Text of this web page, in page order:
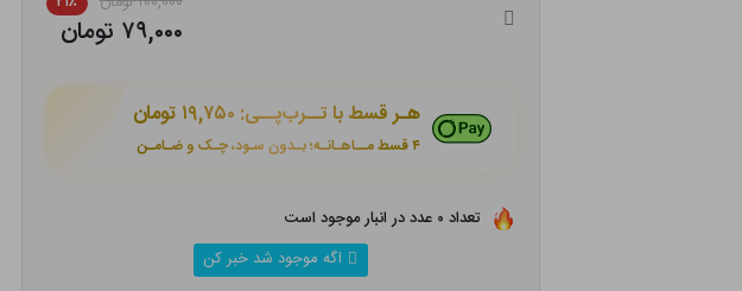
۷۹,۰۰۰ تومان
هـر قسط با تــرب‌پــی: ۱۹,۷۵۰ تومان
۴ قسط مــاهـانـه؛ بـدون سـود، چـک و ضـامـن
تعداد ۰ عدد در انبار موجود است
اگه موجود شد خبر کن